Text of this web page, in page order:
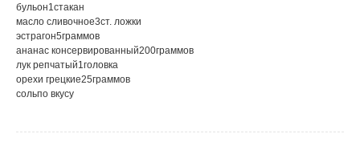
бульон1стакан
масло сливочное3ст. ложки
эстрагон5граммов
ананас консервированный200граммов
лук репчатый1головка
орехи грецкие25граммов
сольпо вкусу